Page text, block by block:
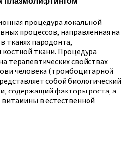
процедура локальной
процессов, направленная на
тканях пародонта,
ткани. Процедура
терапевтических свойствах
человека (тромбоцитарной
собой биологический
содержащий факторы роста, а
в естественной